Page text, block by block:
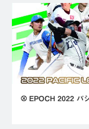
⚾ EPOCH 2022 パ